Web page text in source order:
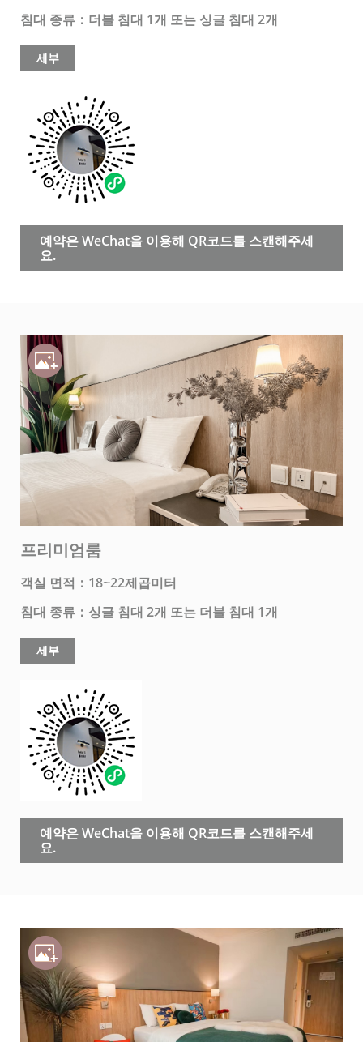
침대 종류：더블 침대 1개 또는 싱글 침대 2개
세부
예약은 WeChat을 이용해 QR코드를 스캔해주세
요.
프리미엄룸
객실 면적：18~22제곱미터
침대 종류：싱글 침대 2개 또는 더블 침대 1개
세부
예약은 WeChat을 이용해 QR코드를 스캔해주세
요.